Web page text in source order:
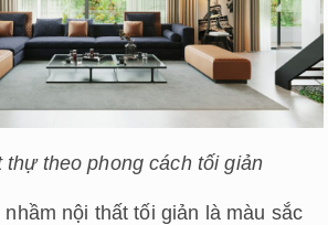
thự theo phong cách tối giản
nội thất tối giản là màu sắc